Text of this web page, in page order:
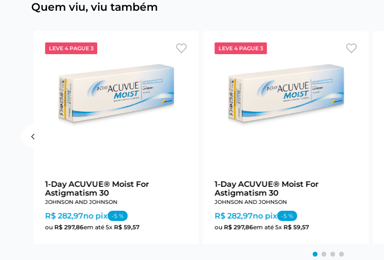
Quem viu, viu também
LEVE 4 PAGUE 3
1-Day ACUVUE® Moist For
Astigmatism 30
JOHNSON AND JOHNSON
R$ 282,97no pix -5%
ou R$ 297,86em até5x R$ 59,57
LEVE 4 PAGUE 3
1-Day ACUVUE® Moist For
Astigmatism 30
JOHNSON AND JOHNSON
R$ 282,97no pix -5 %
ou R$ 297,86em até5x R$ 59,57